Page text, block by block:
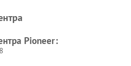
Pioneer: